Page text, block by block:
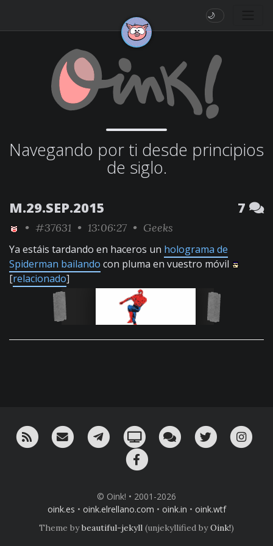
🌙
Navegando por ti desde principios
de siglo.
M.29.SEP.2015 7
• #37631 • 13:06:27 • Geeks
Ya estáis tardando en haceros un holograma de
Spiderman bailando con pluma en vuestro móvil
[relacionado]
RSS ¡Mándame un email!¡Nuestro canal en Telegram!
Oink! TV Charla con nosotros
Twitter
© Oink! • 2001-2026
oink.es • oink.elrellano.com • oink.in • oink.wtf
Theme bybeautiful-jekyll (unjekyllified byOink!)